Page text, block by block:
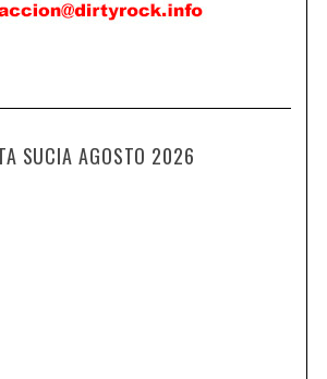
SUCIA AGOSTO 2026